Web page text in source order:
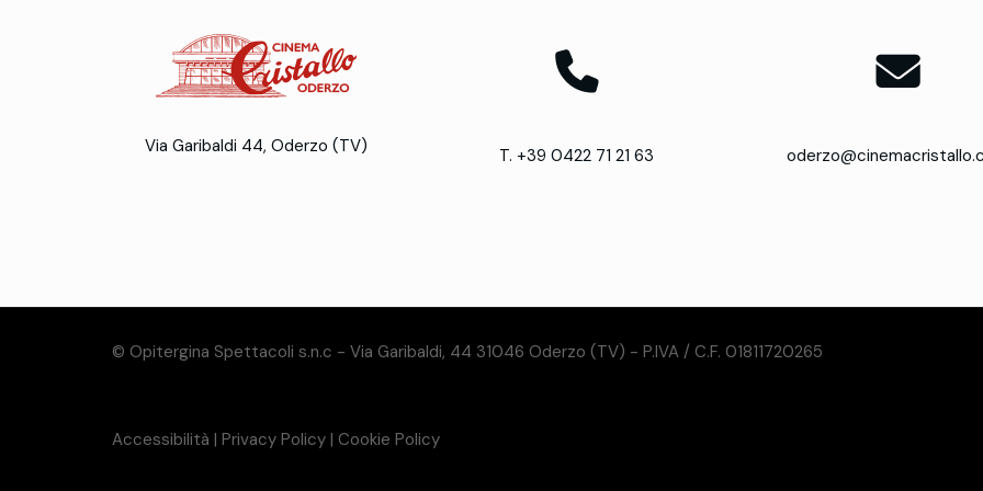
Via Garibaldi 44, Oderzo (TV) T. +39 0422 71 21 63
© Opitergina Spettacoli s.n.c - Via Garibaldi, 44 31046 Oderzo (TV) - P.IVA / C.F. 01811720265
Accessibilità | Privacy Policy | Cookie Policy